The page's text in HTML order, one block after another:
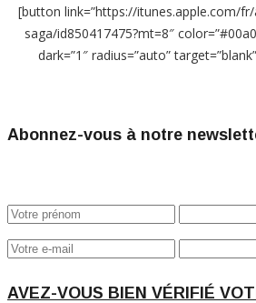
[button link=”https://itunes.apple.com/
saga/id850417475?mt=8″
dark=”1″ radius=”auto”
Abonnez-vous à notre
AVEZ-VOUS BIEN VÉRIFIÉ